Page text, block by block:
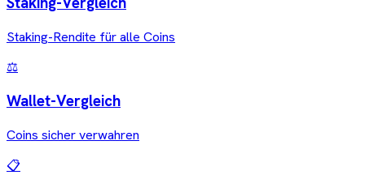
Staking-Rendite für alle Coins
⚖️
Wallet-Vergleich
Coins sicher verwahren
📋